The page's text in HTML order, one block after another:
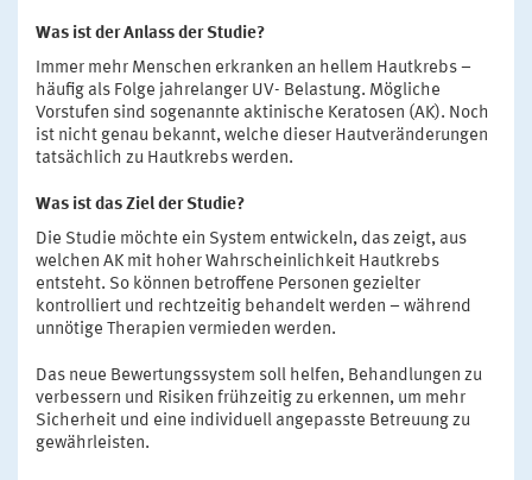
Was ist der Anlass der Studie?
Immer mehr Menschen erkranken an hellem Hautkrebs –
häufig als Folge jahrelanger UV- Belastung. Mögliche
Vorstufen sind sogenannte aktinische Keratosen (AK). Noch
ist nicht genau bekannt, welche dieser Hautveränderungen
tatsächlich zu Hautkrebs werden.
Was ist das Ziel der Studie?
Die Studie möchte ein System entwickeln, das zeigt, aus
welchen AK mit hoher Wahrscheinlichkeit Hautkrebs
entsteht. So können betroffene Personen gezielter
kontrolliert und rechtzeitig behandelt werden – während
unnötige Therapien vermieden werden.
Das neue Bewertungssystem soll helfen, Behandlungen zu
verbessern und Risiken frühzeitig zu erkennen, um mehr
Sicherheit und eine individuell angepasste Betreuung zu
gewährleisten.